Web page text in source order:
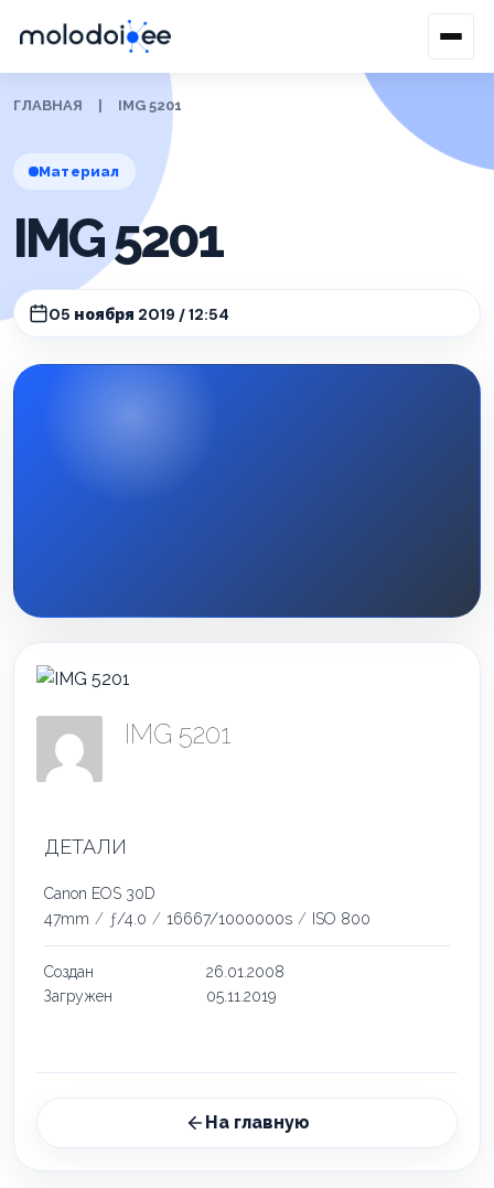
ГЛАВНАЯ IMG 5201
Материал
IMG 5201
05 ноября 2019 / 12:54
IMG 5201
ДЕТАЛИ
Canon EOS 30D
47mm / ƒ/4.0 / 16667/1000000s / ISO 800
Создан
26.01.2008
Загружен
05.11.2019
На главную